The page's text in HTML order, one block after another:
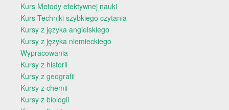
Kurs Metody efektywnej nauki
Kurs Techniki szybkiego czytania
Kursy z języka angielskiego
Kursy z języka niemieckiego
Wypracowania
Kursy z historii
Kursy z geografii
Kursy z chemii
Kursy z biologii